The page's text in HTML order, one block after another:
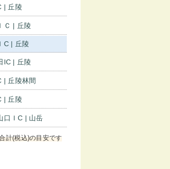
| 丘陵
Ｃ | 丘陵
C | 丘陵
IC | 丘陵
| 丘陵林間
| 丘陵
口ＩC | 山岳
計(税込)の目安です